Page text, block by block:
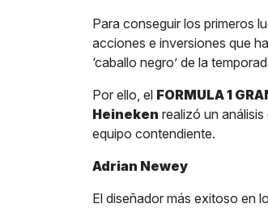
Para conseguir los primeros
acciones e inversiones que
‘caballo negro’ de la
Por ello, el FORMULA 1
Heineken realizó un
equipo contendiente.
Adrian Newey
El diseñador más exitoso en